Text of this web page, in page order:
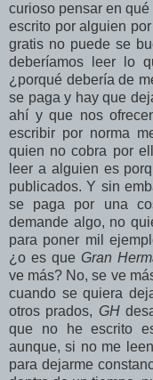
curioso pensar en
escrito por alguien
gratis no puede se
deberíamos leer lo
¿porqué debería de
se paga y hay que
ahí y que nos
escribir por norma
quien no cobra por
leer a alguien es
publicados. Y sin
se paga por una
demande algo, no
para poner mil
¿o es que Gran
ve más? No, se ve
cuando se quiera
otros prados, GH
que no he escrito
aunque, si no me
para dejarme